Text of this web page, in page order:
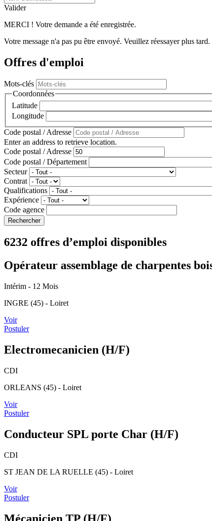
Valider
MERCI ! Votre demande a été enregistrée.
Votre message n'a pas pu être envoyé. Veuillez réessayer plus tard.
Offres d'emploi
Mots-clés
Coordonnées
Latitude
Longitude
Code postal / Adresse
Enter an address to retrieve location.
Code postal / Adresse
Code postal / Département
Secteur
Contrat
Qualifications
Expérience
Code agence
6232 offres d’emploi disponibles
Opérateur assemblage de charpentes
Intérim - 12 Mois
INGRE (45) - Loiret
Voir
Postuler
Electromecanicien (H/F)
CDI
ORLEANS (45) - Loiret
Voir
Postuler
Conducteur SPL porte Char (H/F)
CDI
ST JEAN DE LA RUELLE (45) - Loiret
Voir
Postuler
Mécanicien TP (H/F)